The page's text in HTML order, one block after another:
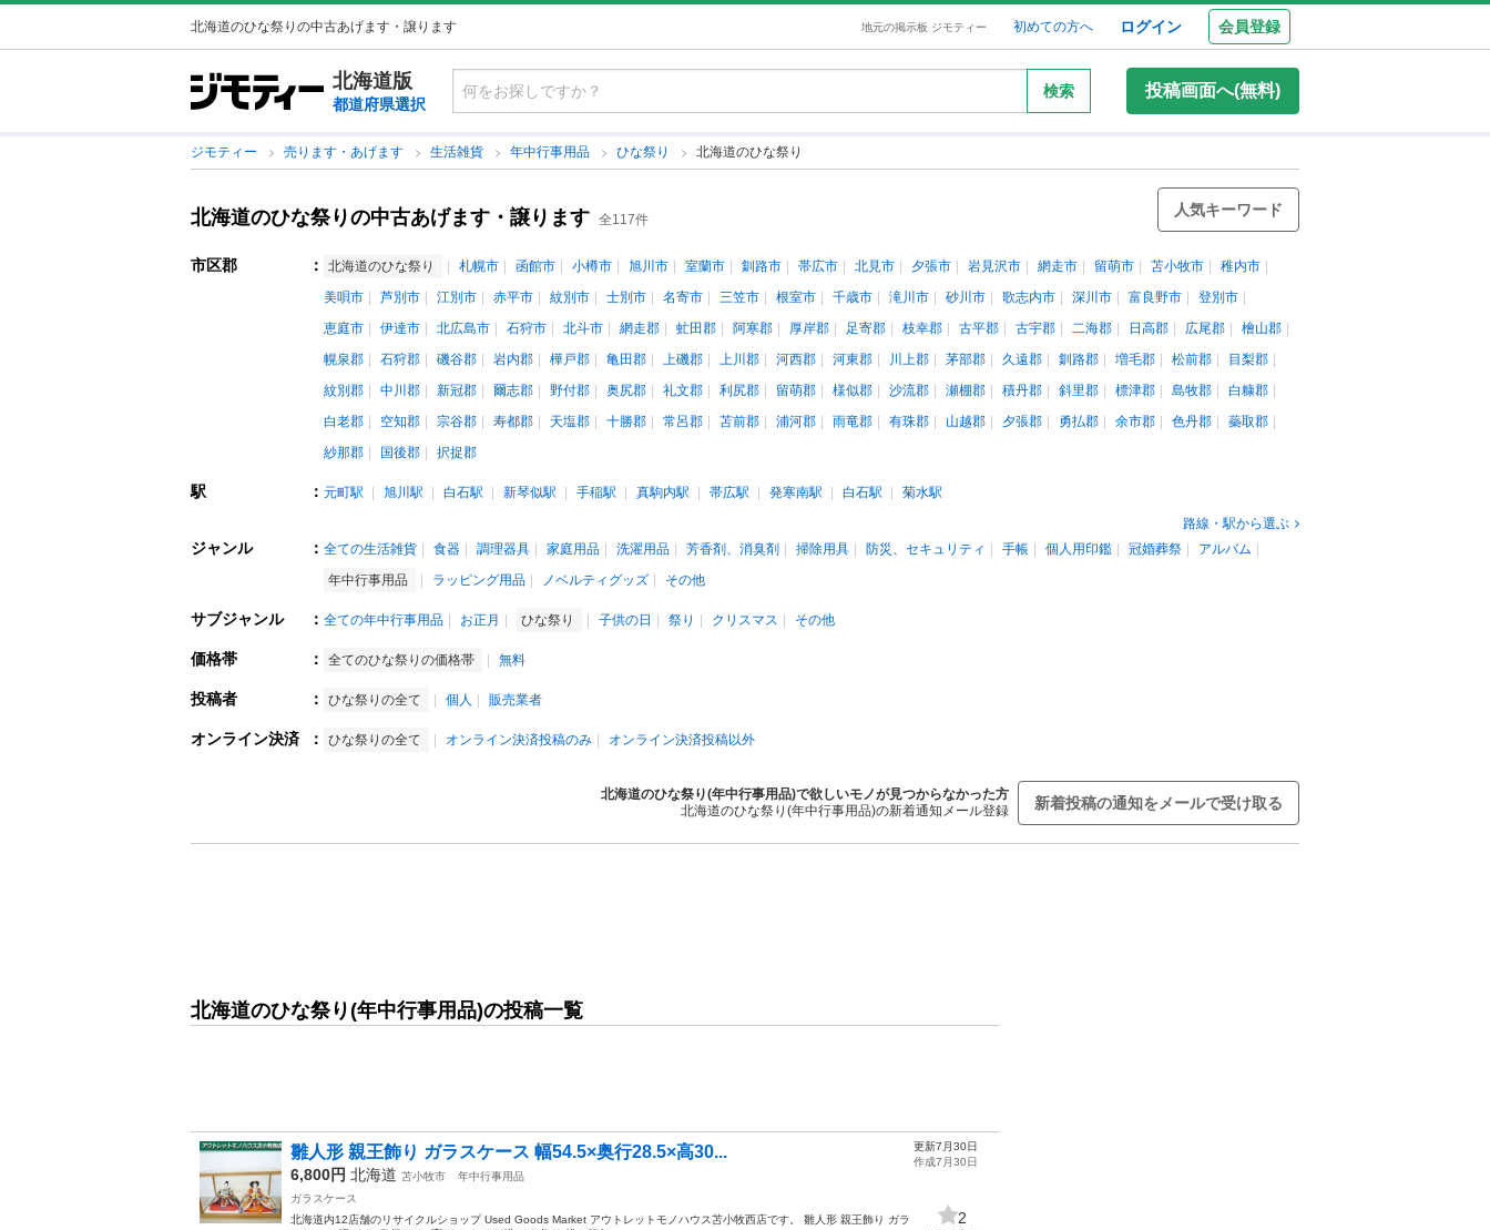
北海道のひな祭りの中古あげます・譲ります 地元の掲示板 ジモティー 初めての方へ ログイン 会員登録
北海道版
都道府県選択
検索 投稿画面へ(無料)
ジモティー 売ります・あげます 生活雑貨 年中行事用品 ひな祭り 北海道のひな祭り
北海道のひな祭りの中古あげます・譲ります 全117件
人気キーワード
市区郡 ： 北海道のひな祭り 札幌市 函館市 小樽市 旭川市 室蘭市 釧路市 帯広市 北見市 夕張市 岩見沢市 網走市 留萌市 苫小牧市
稚内市
美唄市
芦別市 江別市 赤平市 紋別市 士別市 名寄市 三笠市 根室市 千歳市 滝川市 砂川市 歌志内市 深川市 富良野市
登別市
恵庭市
伊達市 北広島市 石狩市 北斗市 網走郡 虻田郡 阿寒郡 厚岸郡 足寄郡 枝幸郡 古平郡 古宇郡 二海郡 日高郡 広尾郡
檜山郡
幌泉郡
石狩郡 磯谷郡 岩内郡 樺戸郡 亀田郡 上磯郡 上川郡 河西郡 河東郡 川上郡 茅部郡 久遠郡 釧路郡 増毛郡 松前郡
目梨郡
紋別郡
中川郡 新冠郡 爾志郡 野付郡 奥尻郡 礼文郡 利尻郡 留萌郡 様似郡 沙流郡 瀬棚郡 積丹郡 斜里郡 標津郡 島牧郡
白糠郡
白老郡
空知郡 宗谷郡 寿都郡 天塩郡 十勝郡 常呂郡 苫前郡 浦河郡 雨竜郡 有珠郡 山越郡 夕張郡 勇払郡 余市郡 色丹郡
蘂取郡
紗那郡
国後郡 択捉郡
駅 ： 元町駅 旭川駅 白石駅 新琴似駅 手稲駅 真駒内駅 帯広駅 発寒南駅 白石駅
菊水駅
路線・駅から選ぶ
ジャンル ： 全ての生活雑貨 食器 調理器具 家庭用品 洗濯用品 芳香剤、消臭剤 掃除用具 防災、セキュリティ 手帳 個人用印鑑 冠婚葬祭
アルバム
年中行事用品
ラッピング用品 ノベルティグッズ その他
サブジャンル ： 全ての年中行事用品 お正月 ひな祭り 子供の日 祭り クリスマス その他
価格帯 ： 全てのひな祭りの価格帯 無料
投稿者 ： ひな祭りの全て 個人 販売業者
オンライン決済 ： ひな祭りの全て オンライン決済投稿のみ オンライン決済投稿以外
北海道のひな祭り(年中行事用品)で欲しいモノが見つからなかった方
北海道のひな祭り(年中行事用品)の新着通知メール登録
新着投稿の通知をメールで受け取る
北海道のひな祭り(年中行事用品)の投稿一覧
雛人形 親王飾り ガラスケース 幅54.5×奥行28.5×高30...
6,800円 北海道 苫小牧市
年中行事用品
ガラスケース
北海道内12店舗のリサイクルショップ Used Goods Market アウトレットモノハウス苫小牧西店です。 雛人形 親王飾り ガラ
更新7月30日
作成7月30日
2